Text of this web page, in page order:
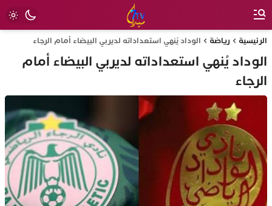
الرئيسية رياضة الوداد يُنهي استعداداته لديربي البيضاء أمام الرجاء
الوداد يُنهي استعداداته لديربي البيضاء أمام
الرجاء